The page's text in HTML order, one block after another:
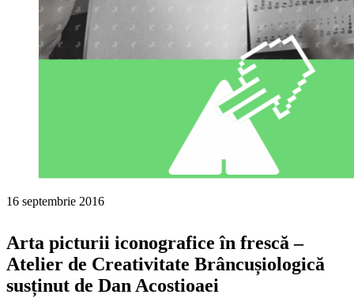
16 septembrie 2016
Arta picturii iconografice în frescă –
Atelier de Creativitate Brâncușiologică
susținut de Dan Acostioaei